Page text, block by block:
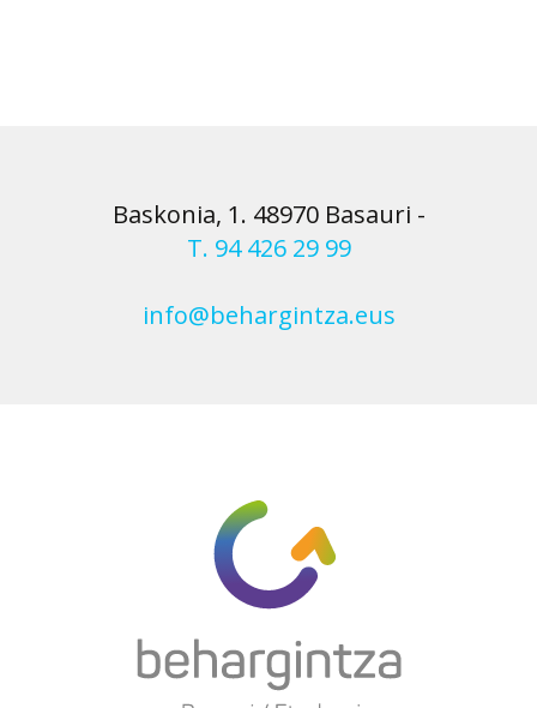
Baskonia, 1. 48970 Basauri -
T. 94 426 29 99
info@behargintza.eus